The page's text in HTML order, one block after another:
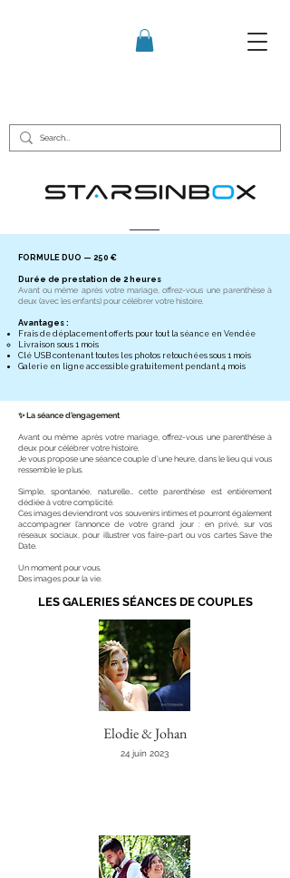
FORMULE DUO — 250 €
Durée de prestation de 2 heures
Avant ou même après votre mariage, offrez-vous une parenthèse à
deux (avec les enfants) pour célébrer votre histoire.
Avantages :
Frais de déplacement offerts pour tout la séance en Vendée
Livraison sous 1 mois
Clé USB contenant toutes les photos retouchées sous 1 mois
Galerie en ligne accessible gratuitement pendant 4 mois
✨ La séance d’engagement
Avant ou même après votre mariage, offrez-vous une parenthèse à
deux pour célébrer votre histoire.
Je vous propose une séance couple d’une heure, dans le lieu qui vous
ressemble le plus.
Simple, spontanée, naturelle… cette parenthèse est entièrement
dédiée à votre complicité.
Ces images deviendront vos souvenirs intimes et pourront également
accompagner l’annonce de votre grand jour : en privé, sur vos
réseaux sociaux, pour illustrer vos faire-part ou vos cartes Save the
Date.
Un moment pour vous.
Des images pour la vie.
LES GALERIES SÉANCES DE COUPLES
Elodie & Johan
24 juin 2023